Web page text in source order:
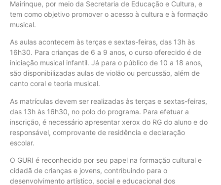
Mairinque, por meio da Secretaria de Educação e Cultura, e
tem como objetivo promover o acesso à cultura e à formação
musical.
As aulas acontecem às terças e sextas-feiras, das 13h às
16h30. Para crianças de 6 a 9 anos, o curso oferecido é de
iniciação musical infantil. Já para o público de 10 a 18 anos,
são disponibilizadas aulas de violão ou percussão, além de
canto coral e teoria musical.
As matrículas devem ser realizadas às terças e sextas-feiras,
das 13h às 16h30, no polo do programa. Para efetuar a
inscrição, é necessário apresentar xerox do RG do aluno e do
responsável, comprovante de residência e declaração
escolar.
O GURI é reconhecido por seu papel na formação cultural e
cidadã de crianças e jovens, contribuindo para o
desenvolvimento artístico, social e educacional dos